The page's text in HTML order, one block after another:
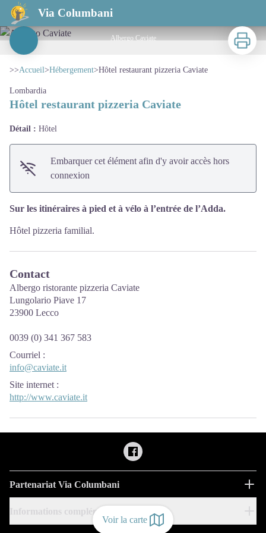
Via Columbani
Hôtel restaurant pizzeria Caviate
Voir la carte
Albergo Caviate
Imprimer
>>Accueil>Hébergement>Hôtel restaurant pizzeria Caviate
Lombardia
Hôtel restaurant pizzeria Caviate
Détail : Hôtel
Embarquer cet élément afin d'y avoir accès hors
connexion
Sur les itinéraires à pied et à vélo à l’entrée de l’Adda.
Hôtel pizzeria familial.
Contact
Albergo ristorante pizzeria Caviate
Lungolario Piave 17
23900 Lecco
0039 (0) 341 367 583
Courriel :
info@caviate.it
Site internet :
http://www.caviate.it
Partenariat Via Columbani
Informations complémentaires